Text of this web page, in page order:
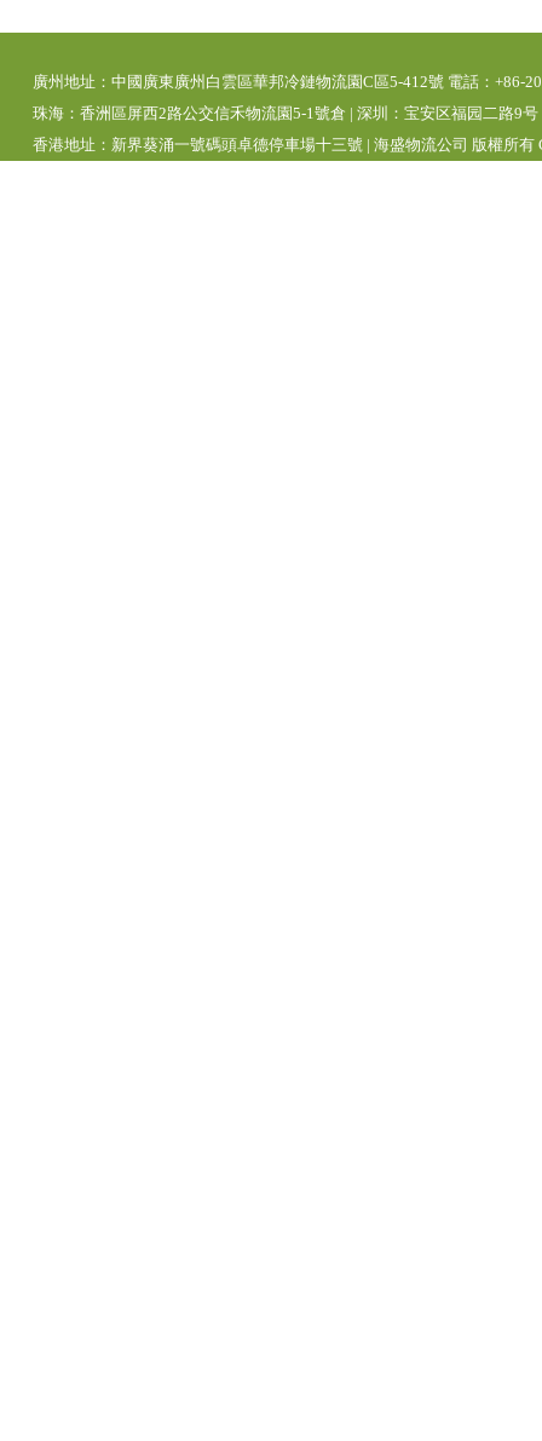
廣州地址：中國廣東廣州白雲區華邦冷鏈物流園C區5-412號 電話：+86-
珠海：香洲區屏西2路公交信禾物流園5-1號倉 | 深圳：宝安区福园二路9
香港地址：新界葵涌一號碼頭卓德停車場十三號 | 海盛物流公司 版權所有